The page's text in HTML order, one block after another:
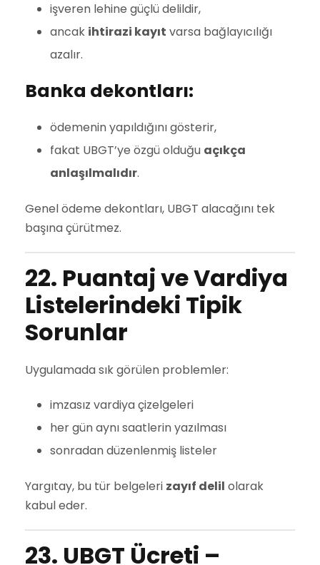
işveren lehine güçlü delildir,
ancak ihtirazi kayıt varsa bağlayıcılığı
azalır.
Banka dekontları:
ödemenin yapıldığını gösterir,
fakat UBGT’ye özgü olduğu açıkça
anlaşılmalıdır.
Genel ödeme dekontları, UBGT alacağını tek
başına çürütmez.
22. Puantaj ve Vardiya
Listelerindeki Tipik
Sorunlar
Uygulamada sık görülen problemler:
imzasız vardiya çizelgeleri
her gün aynı saatlerin yazılması
sonradan düzenlenmiş listeler
Yargıtay, bu tür belgeleri zayıf delil olarak
kabul eder.
23. UBGT Ücreti –